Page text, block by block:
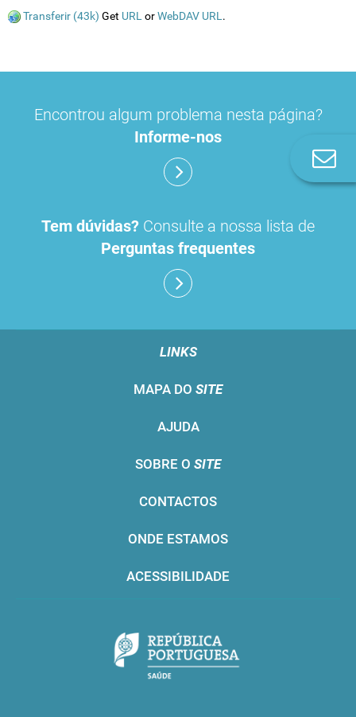
Transferir (43k) Get URL orWebDAV URL .
Encontrou algum problema nesta página?
Informe-nos
Tem dúvidas? Consulte a nossa lista de
Perguntas frequentes
LINKS
MAPA DO SITE
AJUDA
SOBRE O SITE
CONTACTOS
ONDE ESTAMOS
ACESSIBILIDADE